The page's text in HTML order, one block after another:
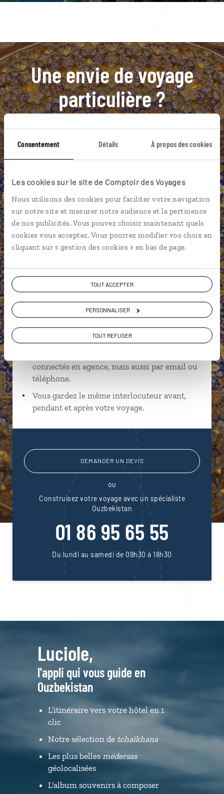
Consentement Détails À propos des cookies
Les cookies sur le site de Comptoir des Voyages
Nous utilisons des cookies pour faciliter votre navigation
sur notre site et mesurer notre audience et la pertinence
de nos publicités. Vous pouvez choisir maintenant quels
cookies vous acceptez. Vous pourrez modifier vos choix en
cliquant sur « gestion des cookies » en bas de page.
TOUT ACCEPTER
PERSONNALISER
TOUT REFUSER
Une envie de voyage
particulière ?
Asie centrale
Grégory,
Suivez vos envies et demandez conseils à nos
spécialistes
Ils sauront organiser votre itinéraire au plus
près de vos envies et de la réalité du pays.
connectés en agence, mais aussi par email ou
téléphone.
Vous gardez le même interlocuteur avant,
pendant et après votre voyage.
DEMANDER UN DEVIS
ou
Construisez votre voyage avec un spécialiste
Ouzbekistan
01 86 95 65 55
Du lundi au samedi de 09h30 à 18h30
Luciole,
l'appli qui vous guide en
Ouzbekistan
L’itinéraire vers votre hôtel en 1
clic
Notre sélection de tchaïkhana
Les plus bellesmédersas
géolocalisées
L'album souvenirs à composer